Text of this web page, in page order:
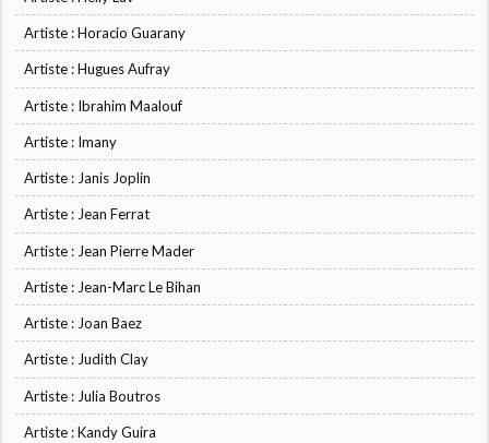
Artiste : Horacio Guarany
Artiste : Hugues Aufray
Artiste : Ibrahim Maalouf
Artiste : Imany
Artiste : Janis Joplin
Artiste : Jean Ferrat
Artiste : Jean Pierre Mader
Artiste : Jean-Marc Le Bihan
Artiste : Joan Baez
Artiste : Judith Clay
Artiste : Julia Boutros
Artiste : Kandy Guira